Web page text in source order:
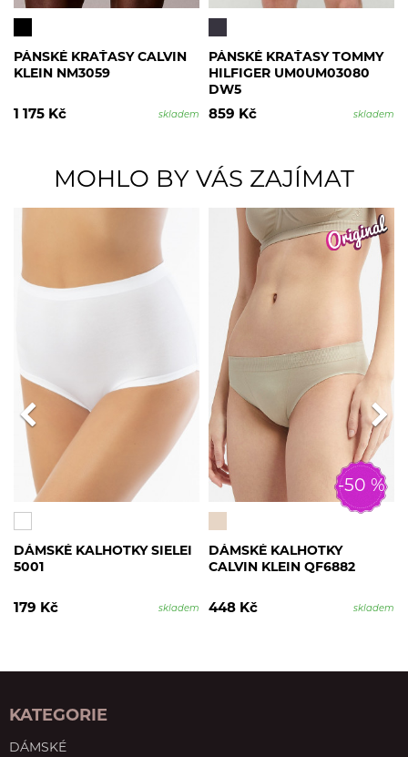
PÁNSKÉ KRAŤASY CALVIN
KLEIN NM3059
1 175 Kč skladem
PÁNSKÉ KRAŤASY TOMMY
HILFIGER UM0UM03080
DW5
859 Kč
skladem
MOHLO BY VÁS ZAJÍMAT
DÁMSKÉ KALHOTKY SIELEI
5001
179 Kč skladem
-50 %
DÁMSKÉ KALHOTKY
CALVIN KLEIN QF6882
448 Kč skladem
KATEGORIE
DÁMSKÉ